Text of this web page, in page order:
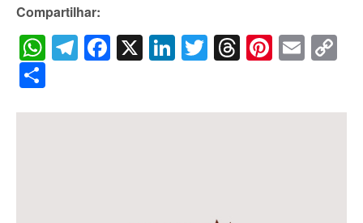
Compartilhar:
WhatsApp
Telegram
Facebook
X LinkedIn
Twitter
Threads